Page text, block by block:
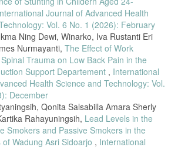
NO2 and SO2 terhadap Risiko Kesehatan
Bahan Bakar Umum (SPBU) di Kota
Lingkung., vol. 11, no. 4, pp. 319–330, 2019,
330.
and R. Mutahar, “Analisis Risiko Kesehatan
(NO2) dan Sulfur Dioksida (SO2) pada
di Terminal Ampera Palembang Tahun 2015,” J.
vol. 6, no. 2, pp. 113–120, 2015.
and T. E. Z. Hadi, “The Analysis of
and Ambient Air Quality (PM10, CO, SO2,
Incidence of Acute Respiratory Infection (ARI)
During 2010-2019,” Int. J. Adv. Life Sci.
Journal of Advanced Health
Vol. 6 No. 1 (2026): February
Ning Dewi, Winarko, Iva Rustanti Eri
Nurmayanti, The Effect of Work
Trauma on Low Back Pain in the
Support Departement , International
Health Science and Technology: Vol.
December
Qonita Salsabilla Amara Sherly
Rahayuningsih, Lead Levels in the
Smokers and Passive Smokers in the
Wadung Asri Sidoarjo , International